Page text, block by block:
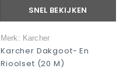
SNEL BEKIJKEN
Merk: Karcher
Karcher Dakgoot- En
Rioolset (20 M)